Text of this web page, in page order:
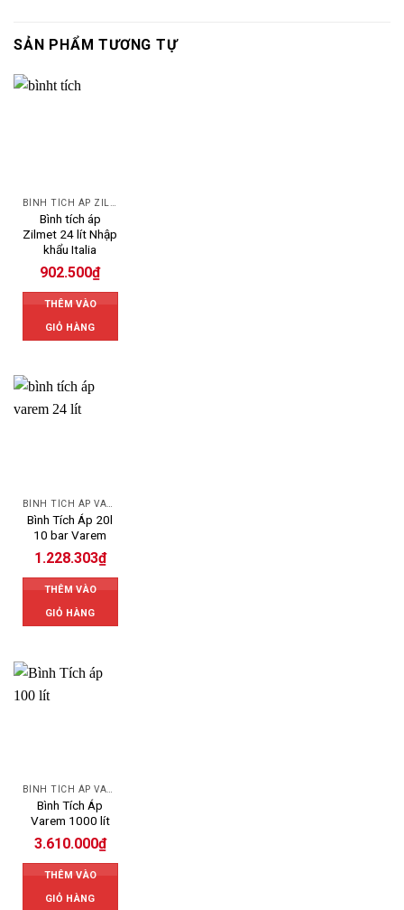
SẢN PHẨM TƯƠNG TỰ
Bình tích áp
Zilmet 24 lít Nhập
khẩu Italia
902.500₫
THÊM VÀO
GIỎ HÀNG
BÌNH TÍCH ÁP VAREM
Bình Tích Áp 20l
10 bar Varem
1.228.303₫
THÊM VÀO
GIỎ HÀNG
BÌNH TÍCH ÁP VAREM
Bình Tích Áp
Varem 1000 lít
3.610.000₫
THÊM VÀO
GIỎ HÀNG